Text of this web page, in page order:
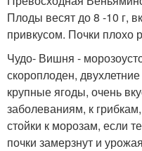
Плоды весят до 8 -10 г,
привкусом. Почки плохо
Чудо- Вишня -
скороплоден,
крупные ягоды, очень
заболеваниям, к
стойки к морозам, если
почки замерзнут и